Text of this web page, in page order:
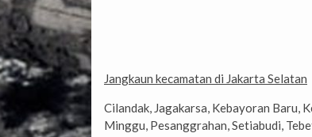
Jangkaun kecamatan di Jakarta Selatan
Cilandak, Jagakarsa, Kebayoran Baru,
Minggu, Pesanggrahan, Setiabudi,